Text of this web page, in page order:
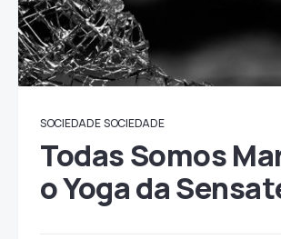
SOCIEDADE SOCIEDADE
Todas Somos
o Yoga da